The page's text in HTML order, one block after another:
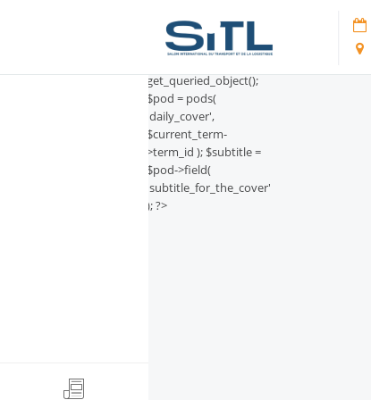
Logo SITL
terme courant et du
champ Pods
get_queried_object();
$pod = pods(
'daily_cover',
$current_term-
>term_id ); $subtitle =
$pod->field(
'subtitle_for_the_cover'
); ?>